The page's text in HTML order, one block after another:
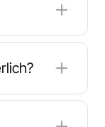
später ein